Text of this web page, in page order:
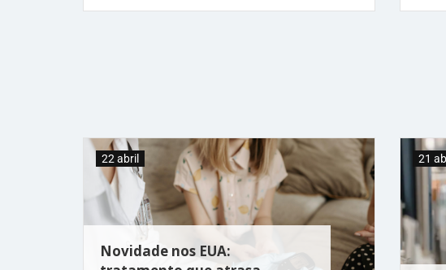
Hoje, 62,6% dos adultos brasileiros estão
câncer. Algumas cidades brasileiras já
começaram a oferecer esses medicamentos
ao
Novidade nos EUA:
22 abril 21